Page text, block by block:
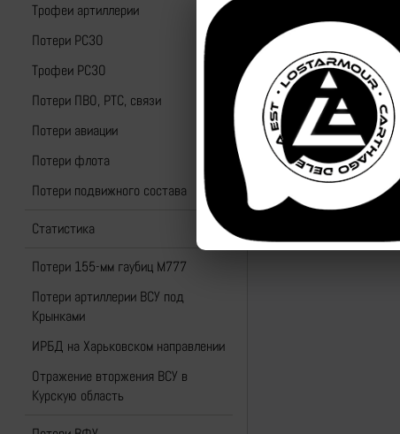
Трофеи артиллерии
Потери РСЗО
Трофеи РСЗО
Потери ПВО, РТС, связи
Потери авиации
Потери флота
Потери подвижного состава
Статистика
Потери 155-мм гаубиц M777
Потери артиллерии ВСУ под
Крынками
ИРБД на Харьковском направлении
Отражение вторжения ВСУ в
Курскую область
Назад к списку